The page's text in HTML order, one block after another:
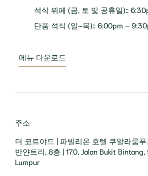
석식 뷔페 (금, 토 및 공휴일)::
단품 석식 (일~목):: 6:00pm –
메뉴 다운로드
주소
더 코트야드 | 파빌리온 호텔 쿠알라룸
반얀트리, 8층 | 170, Jalan Bukit Bintang,
Lumpur